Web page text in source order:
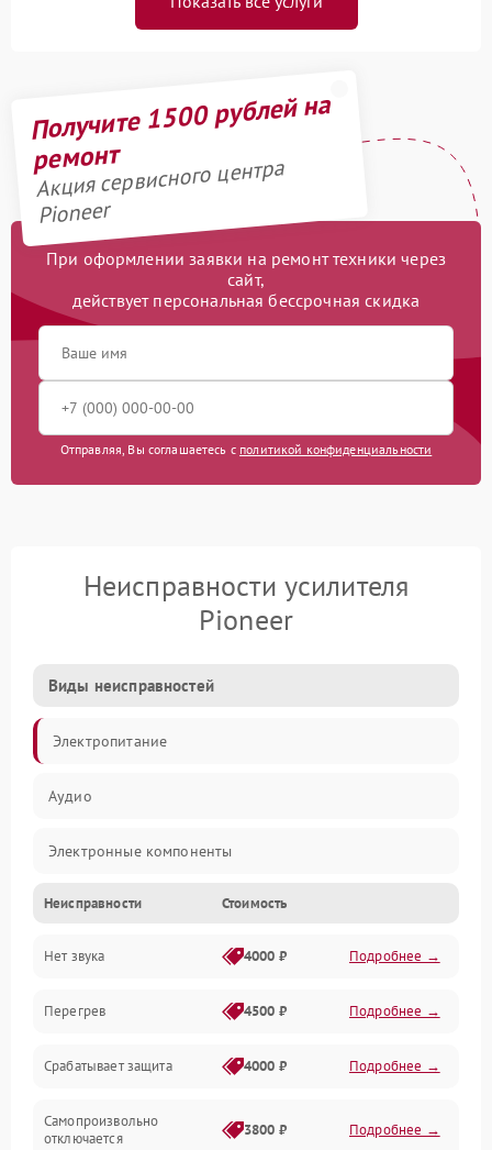
Получите 1500 рублей на
ремонт
Акция сервисного центра
Pioneer
При оформлении заявки на ремонт техники через
сайт,
действует персональная бессрочная скидка
Отправляя, Вы соглашаетесь с политикой конфиденциальности
Неисправности усилителя
Pioneer
Виды неисправностей
Электропитание
Аудио
Электронные компоненты
Управление
Корпус/Герметичность
Неисправности Стоимость
Нет звука 4000 ₽ Подробнее →
Перегрев 4500 ₽ Подробнее →
Срабатывает защита 4000 ₽ Подробнее →
Самопроизвольно
отключается
3800 ₽ Подробнее →